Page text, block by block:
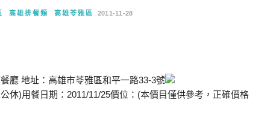
高雄排餐類 高雄苓雅區 2011-11-28
地址：高雄市苓雅區和平一路33-3號
休)用餐日期：2011/11/25價位：(本價目僅供參考，正確價格